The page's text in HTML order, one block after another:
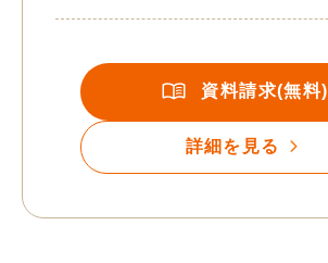
資料請求(無料)
詳細を見る